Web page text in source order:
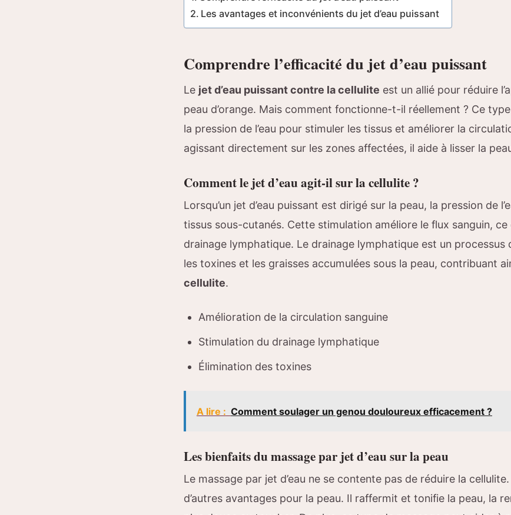
Les avantages et inconvénients du jet d’eau puissant
Comprendre l’efficacité du jet d’eau puissant
Le jet d’eau puissant contre la cellulite est un allié pour réduire
peau d’orange. Mais comment fonctionne-t-il réellement ? Ce
la pression de l’eau pour stimuler les tissus et améliorer la
agissant directement sur les zones affectées, il aide à lisser la
Comment le jet d’eau agit-il sur la cellulite ?
Lorsqu’un jet d’eau puissant est dirigé sur la peau, la pression de
tissus sous-cutanés. Cette stimulation améliore le flux sanguin, ce
drainage lymphatique. Le drainage lymphatique est un processus
les toxines et les graisses accumulées sous la peau, contribuant
cellulite.
Amélioration de la circulation sanguine
Stimulation du drainage lymphatique
Élimination des toxines
A lire : Comment soulager un genou douloureux efficacement ?
Les bienfaits du massage par jet d’eau sur la peau
Le massage par jet d’eau ne se contente pas de réduire la
d’autres avantages pour la peau. Il raffermit et tonifie la peau, la